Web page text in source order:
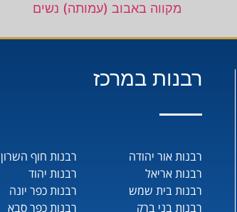
מקווה באבוב (עמותה) נשים
רבנות במרכז
רבנות אור יהודה
רבנות אריאל
רבנות בית שמש
רבנות בני ברק
רבנות חוף השרון
רבנות יהוד
רבנות כפר יונה
רבנות כפר סבא